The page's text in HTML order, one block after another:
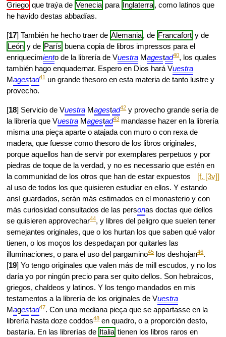
Griego que traýa de Venecia para Inglaterra, como latinos que
he havido destas abbadías.
[17] También he hecho traer de Alemania, de Francafort y de
León y de París buena copia de libros impressos para el
enriquecimiento de la librería de Vuestra Magestad40, los quales
también hago enquadernar. Espero en Dios hará Vuestra
Magestad41un grande thesoro en esta materia de tanto lustre y
provecho.
[18] Servicio de Vuestra Magestad42y provecho grande sería de
la librería que Vuestra Magestad43mandasse hazer en la librería
misma una pieça aparte o atajada con muro o con rexa de
madera, que fuesse como thesoro de los libros originales,
porque aquellos han de servir por exemplares perpetuos y por
piedras de toque de la verdad, y no es necessario que estén
[f. [3v]]
en
la communidad de los otros que han de estar expuestos
al uso de todos los que quisieren estudiar en ellos. Y estando
ansí guardados, serán más estimados en el monasterio y con
más curiosidad consultados de las personas doctas que dellos
se quisieren approvechar44, y libres del peligro que suelen tener
semejantes originales, que o los hurtan los que saben qué valor
tienen, o los moços los despedaçan por quitarles las
illuminaciones, o para el uso del pargamino45los deshojan46.
[19] Yo tengo originales que valen más de mill escudos, y no los
daría yo por ningún precio para ser quito dellos. Son hebraicos,
griegos, chaldeos y latinos. Y los tengo mandados en mis
testamentos a la librería de los originales de Vuestra
Magestad47. Con una mediana pieça que se appartasse en la
librería hasta doze coddos48en quadro, o a proporción desto,
bastaría. En las librerías de
Italia tienen los libros raros en